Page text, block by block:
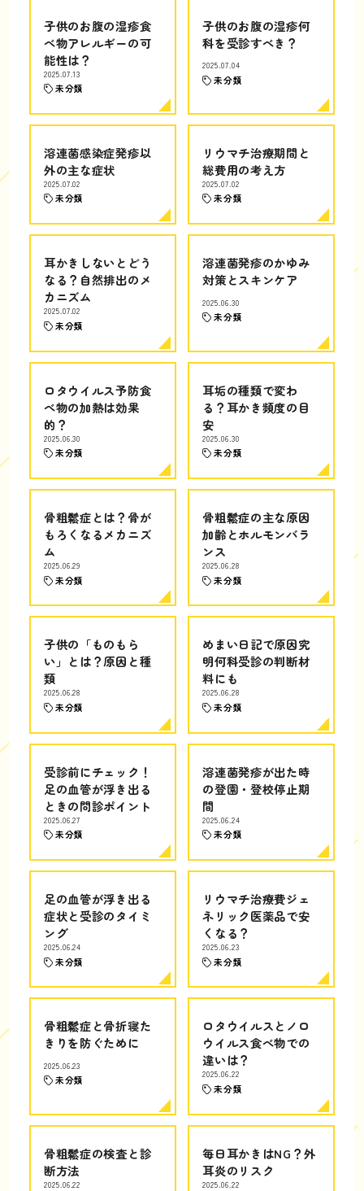
子供のお腹の湿疹食
べ物アレルギーの可
能性は？
2025.07.13
未分類
子供のお腹の湿疹何
科を受診すべき？
2025.07.04
未分類
溶連菌感染症発疹以
外の主な症状
2025.07.02
未分類
リウマチ治療期間と
総費用の考え方
2025.07.02
未分類
耳かきしないとどう
なる？自然排出のメ
カニズム
2025.07.02
未分類
溶連菌発疹のかゆみ
対策とスキンケア
2025.06.30
未分類
ロタウイルス予防食
べ物の加熱は効果
的？
2025.06.30
未分類
耳垢の種類で変わ
る？耳かき頻度の目
安
2025.06.30
未分類
骨粗鬆症とは？骨が
もろくなるメカニズ
ム
2025.06.29
未分類
骨粗鬆症の主な原因
加齢とホルモンバラ
ンス
2025.06.28
未分類
子供の「ものもら
い」とは？原因と種
類
2025.06.28
未分類
めまい日記で原因究
明何科受診の判断材
料にも
2025.06.28
未分類
受診前にチェック！
足の血管が浮き出る
ときの問診ポイント
2025.06.27
未分類
溶連菌発疹が出た時
の登園・登校停止期
間
2025.06.24
未分類
足の血管が浮き出る
症状と受診のタイミ
ング
2025.06.24
未分類
リウマチ治療費ジェ
ネリック医薬品で安
くなる？
2025.06.23
未分類
骨粗鬆症と骨折寝た
きりを防ぐために
2025.06.23
未分類
ロタウイルスとノロ
ウイルス食べ物での
違いは？
2025.06.22
未分類
骨粗鬆症の検査と診
断方法
2025.06.22
毎日耳かきはNG？外
耳炎のリスク
2025.06.22